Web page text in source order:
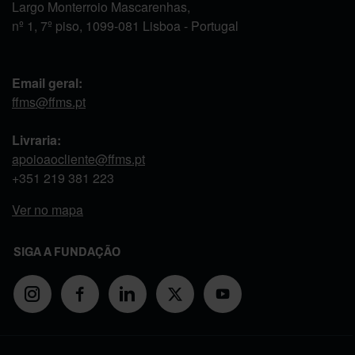
Largo Monterroio Mascarenhas,
nº 1, 7º piso, 1099-081 Lisboa - Portugal
Email geral:
ffms@ffms.pt
Livraria:
apoioaocliente@ffms.pt
+351 219 381 223
Ver no mapa
SIGA A FUNDAÇÃO